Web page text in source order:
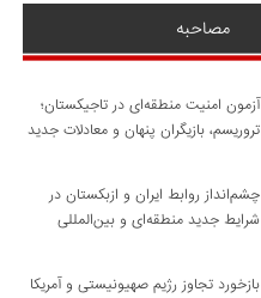
مصاحبه
آزمون امنیت منطقه‌ای در تاجیکستان؛
تروریسم، بازیگران پنهان و معادلات جدید
چشم‌انداز روابط ایران و ازبکستان در
شرایط جدید منطقه‌ای و بین‌المللی
​بازخورد تجاوز رژیم صهیونیستی و آمریکا